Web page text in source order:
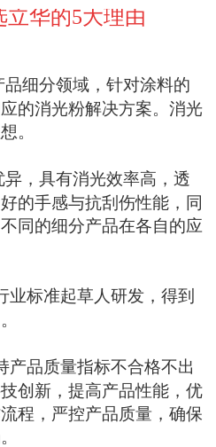
立华的5大理由
细分领域，针对涂料的
的消光粉解决方案。消光
。
，具有消光效率高，透
的手感与抗刮伤性能，同
同的细分产品在各自的应
业标准起草人研发，得到
。
产品质量指标不合格不出
创新，提高产品性能，优
程，严控产品质量，确保